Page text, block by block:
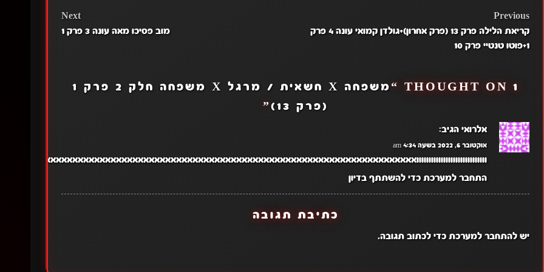
POST
NAVIGATION
Previous
קריאת הלילה פרק 13 (פרק אחרון)+גולדן קמואי עונה 4 פרק
1+פוטו טנטיי פרק 10
Next
מוב פסיכו מאה עונה 3 פרק 1
1 THOUGHT ON “
משפחה X חשאית / מרגל X משפחה חלק 2 פרק 1
(פרק 13)
”
אלרואי הגיב:
אוקטובר 6, 2022 בשעה 4:34 am
התחבר למערכת כדי להשתתף בדיון
כתיבת תגובה
יש להתחבר למערכתכדי לכתוב תגובה.